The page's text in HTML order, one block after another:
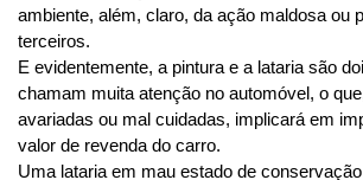
ambiente, além, claro, da ação maldosa ou
terceiros.
E evidentemente, a pintura e a lataria são
chamam muita atenção no automóvel, o
avariadas ou mal cuidadas, implicará em
valor de revenda do carro.
Uma lataria em mau estado de